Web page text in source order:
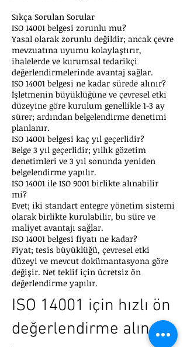
Sıkça Sorulan Sorular
ISO 14001 belgesi zorunlu mu?
Yasal olarak zorunlu değildir; ancak çevre
mevzuatına uyumu kolaylaştırır,
ihalelerde ve kurumsal tedarikçi
değerlendirmelerinde avantaj sağlar.
ISO 14001 belgesi ne kadar sürede alınır?
İşletmenin büyüklüğüne ve çevresel etki
düzeyine göre kurulum genellikle 1-3 ay
sürer; ardından belgelendirme denetimi
planlanır.
ISO 14001 belgesi kaç yıl geçerlidir?
Belge 3 yıl geçerlidir; yıllık gözetim
denetimleri ve 3 yıl sonunda yeniden
belgelendirme yapılır.
ISO 14001 ile ISO 9001 birlikte alınabilir
mi?
Evet; iki standart entegre yönetim sistemi
olarak birlikte kurulabilir, bu süre ve
maliyet avantajı sağlar.
ISO 14001 belgesi fiyatı ne kadar?
Fiyat; tesis büyüklüğü, çevresel etki
düzeyi ve mevcut dokümantasyona göre
değişir. Net teklif için ücretsiz ön
değerlendirme yapılır.
ISO 14001 için hızlı ön
değerlendirme alın